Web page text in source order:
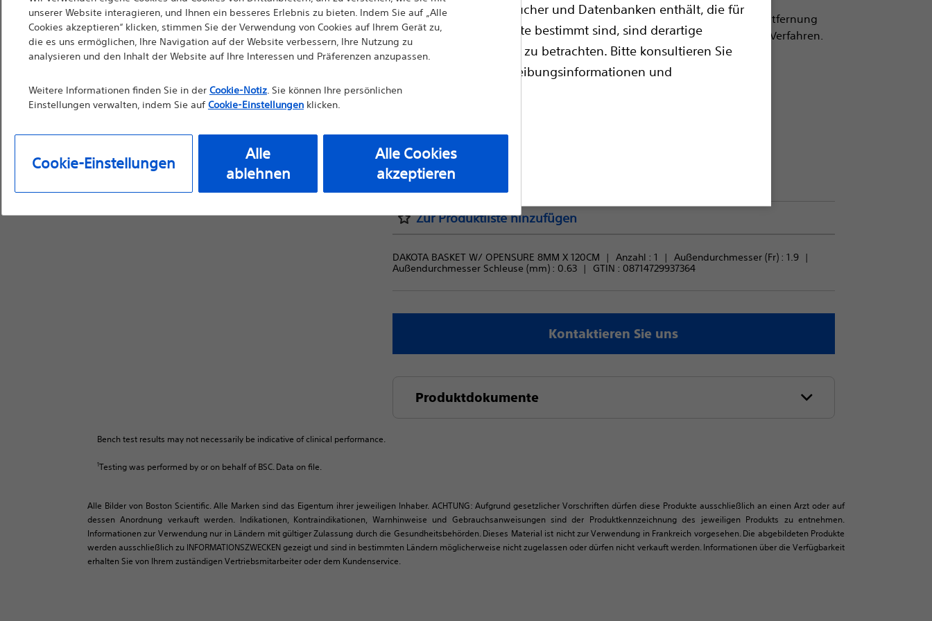
sind. Soweit diese Website Informationen, Referenzhandbücher und Datenbanken enthält, die für
die Verwendung durch zugelassene medizinische Fachkräfte bestimmt sind, sind derartige
Materialien nicht als professionelle medizinische Beratung zu betrachten. Bitte konsultieren Sie
vor der Verwendung die Gerätekennzeichnung für Verschreibungsinformationen und
Bedienungsanleitungen.
Weiter
Ein Hybrid-Greifkorb aus Nitinol zur Erfassung, Neupositionierung und Entfernung
von Steinen unterschiedlicher Größe und Komplexität in einem einzigen Verfahren.
Vergleich Extraktionsvorrichtungen aus Nitinol
1
Zur Produktliste hinzufügen
DAKOTA BASKET W/ OPENSURE 8MM X 120CM Anzahl : 1 Außendurchmesser (Fr) : 1.9
Außendurchmesser Schleuse (mm) : 0.63 GTIN : 08714729937364
Kontaktieren Sie uns
Produktdokumente
Bench test results may not necessarily be indicative of clinical performance.
1Testing was performed by or on behalf of BSC. Data on file.
Alle Bilder von Boston Scientific. Alle Marken sind das Eigentum ihrer jeweiligen Inhaber. ACHTUNG: Aufgrund gesetzlicher Vorschriften dürfen diese Produkte ausschließlich an einen Arzt oder auf
dessen Anordnung verkauft werden. Indikationen, Kontraindikationen, Warnhinweise und Gebrauchsanweisungen sind der Produktkennzeichnung des jeweiligen Produkts zu entnehmen.
Informationen zur Verwendung nur in Ländern mit gültiger Zulassung durch die Gesundheitsbehörden. Dieses Material ist nicht zur Verwendung in Frankreich vorgesehen. Die abgebildeten Produkte
werden ausschließlich zu INFORMATIONSZWECKEN gezeigt und sind in bestimmten Ländern möglicherweise nicht zugelassen oder dürfen nicht verkauft werden. Informationen über die Verfügbarkeit
erhalten Sie von Ihrem zuständigen Vertriebsmitarbeiter oder dem Kundenservice.
unserer Website interagieren, und Ihnen ein besseres Erlebnis zu bieten. Indem Sie auf „Alle
Cookies akzeptieren“ klicken, stimmen Sie der Verwendung von Cookies auf Ihrem Gerät zu,
die es uns ermöglichen, Ihre Navigation auf der Website verbessern, Ihre Nutzung zu
analysieren und den Inhalt der Website auf Ihre Interessen und Präferenzen anzupassen.
Weitere Informationen finden Sie in der Cookie-Notiz. Sie können Ihre persönlichen
Einstellungen verwalten, indem Sie aufCookie-Einstellungenklicken.
Cookie-Einstellungen
Alle
ablehnen
Alle Cookies
akzeptieren